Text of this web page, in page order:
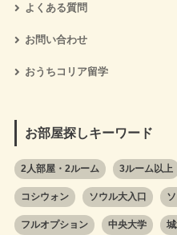
よくある質問
お問い合わせ
おうちコリア留学
お部屋探しキーワード
2人部屋・2ルーム 3ルーム以上
コシウォン ソウル大入口
フルオプション 中央大学